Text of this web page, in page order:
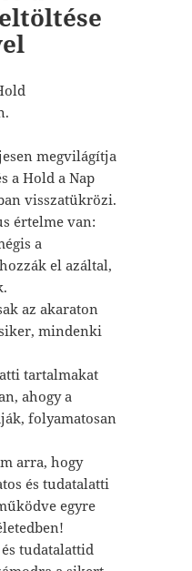
KOSÁR
megvilágítja
a Hold a Nap
visszatükrözi.
értelme van:
a
el azáltal,
az akaraton
mindenki
tartalmakat
ahogy a
folyamatosan
arra, hogy
és tudatalatti
egyre
tudatalattid